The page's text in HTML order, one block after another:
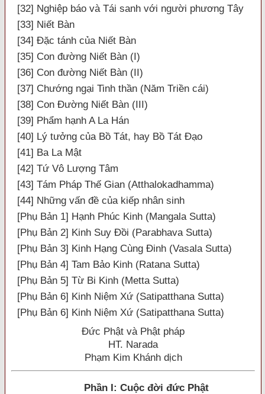
[32] Nghiệp báo và Tái sanh với người phương Tây
[33] Niết Bàn
[34] Đặc tánh của Niết Bàn
[35] Con đường Niết Bàn (I)
[36] Con đường Niết Bàn (II)
[37] Chướng ngại Tinh thần (Năm Triền cái)
[38] Con Đường Niết Bàn (III)
[39] Phẩm hạnh A La Hán
[40] Lý tưởng của Bồ Tát, hay Bồ Tát Đạo
[41] Ba La Mật
[42] Tứ Vô Lượng Tâm
[43] Tám Pháp Thế Gian (Atthalokadhamma)
[44] Những vấn đề của kiếp nhân sinh
[Phụ Bản 1] Hạnh Phúc Kinh (Mangala Sutta)
[Phụ Bản 2] Kinh Suy Đồi (Parabhava Sutta)
[Phụ Bản 3] Kinh Hạng Cùng Đinh (Vasala Sutta)
[Phụ Bản 4] Tam Bảo Kinh (Ratana Sutta)
[Phụ Bản 5] Từ Bi Kinh (Metta Sutta)
[Phụ Bản 6] Kinh Niệm Xứ (Satipatthana Sutta)
[Phụ Bản 6] Kinh Niệm Xứ (Satipatthana Sutta)
Đức Phật và Phật pháp
HT. Narada
Phạm Kim Khánh dịch
Phần I: Cuộc đời đức Phật